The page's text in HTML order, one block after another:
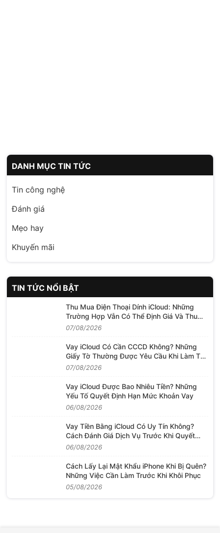
DANH MỤC TIN TỨC
Tin công nghệ
Đánh giá
Mẹo hay
Khuyến mãi
TIN TỨC NỔI BẬT
Thu Mua Điện Thoại Dính iCloud: Những
Trường Hợp Vẫn Có Thể Định Giá Và Thu
Mua
07/08/2026
Vay iCloud Có Cần CCCD Không? Những
Giấy Tờ Thường Được Yêu Cầu Khi Làm Thủ
Tục
07/08/2026
Vay iCloud Được Bao Nhiêu Tiền? Những
Yếu Tố Quyết Định Hạn Mức Khoản Vay
06/08/2026
Vay Tiền Bằng iCloud Có Uy Tín Không?
Cách Đánh Giá Dịch Vụ Trước Khi Quyết
Định
06/08/2026
Cách Lấy Lại Mật Khẩu iPhone Khi Bị Quên?
Những Việc Cần Làm Trước Khi Khôi Phục
05/08/2026